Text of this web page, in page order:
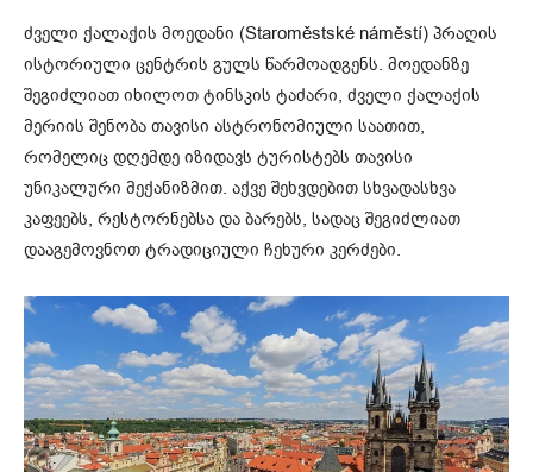
ძველი ქალაქის მოედანი (Staroměstské náměstí) პრაღის
ისტორიული ცენტრის გულს წარმოადგენს. მოედანზე
შეგიძლიათ იხილოთ ტინსკის ტაძარი, ძველი ქალაქის
მერიის შენობა თავისი ასტრონომიული საათით,
რომელიც დღემდე იზიდავს ტურისტებს თავისი
უნიკალური მექანიზმით. აქვე შეხვდებით სხვადასხვა
კაფეებს, რესტორნებსა და ბარებს, სადაც შეგიძლიათ
დააგემოვნოთ ტრადიციული ჩეხური კერძები.